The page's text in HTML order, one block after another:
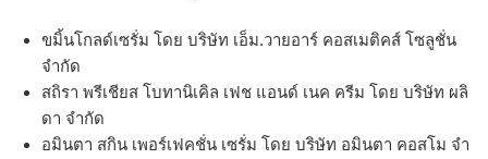
ขมิ้นโกลด์เซรั่ม โดย บริษัท เอ็ม.วายอาร์ คอสเมติคส์ โซลูชั่น
จํากัด
สถิรา พรีเชียส โบทานิเคิล เฟช แอนด์ เนค ครีม โดย บริษัท ผลิ
ดา จํากัด
อมินตา สกิน เพอร์เฟคชั่น เซรั่ม โดย บริษัท อมินตา คอสโม จํา